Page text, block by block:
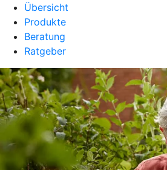
Übersicht
Produkte
Beratung
Ratgeber